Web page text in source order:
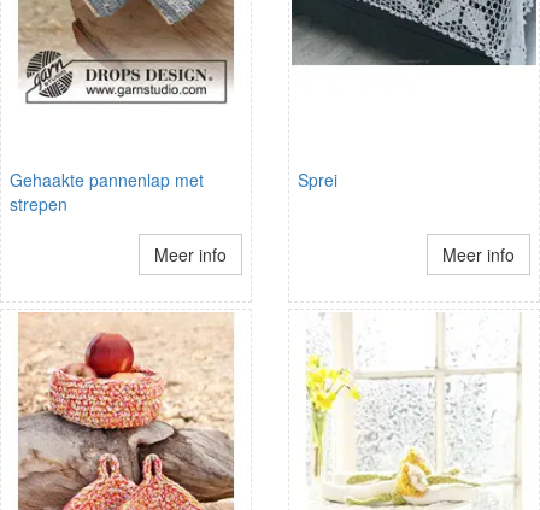
Gehaakte pannenlap met
strepen
Meer info
Sprei
Meer info